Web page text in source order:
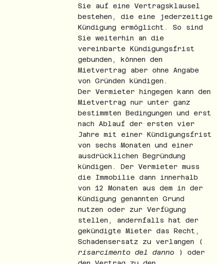
Sie auf eine Vertragsklausel
bestehen, die eine jederzeitige
Kündigung ermöglicht. So sind
Sie weiterhin an die
vereinbarte Kündigungsfrist
gebunden, können den
Mietvertrag aber ohne Angabe
von Gründen kündigen.
Der Vermieter hingegen kann den
Mietvertrag nur unter ganz
bestimmten Bedingungen und erst
nach Ablauf der ersten vier
Jahre mit einer Kündigungsfrist
von sechs Monaten und einer
ausdrücklichen Begründung
kündigen. Der Vermieter muss
die Immobilie dann innerhalb
von 12 Monaten aus dem in der
Kündigung genannten Grund
nutzen oder zur Verfügung
stellen, andernfalls hat der
gekündigte Mieter das Recht,
Schadensersatz zu verlangen (
risarcimento del danno) oder